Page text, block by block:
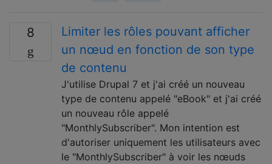
8
Limiter les rôles pouvant afficher
un nœud en fonction de son type
de contenu
J'utilise Drupal 7 et j'ai créé un nouveau
type de contenu appelé "eBook" et j'ai créé
un nouveau rôle appelé
"MonthlySubscriber". Mon intention est
d'autoriser uniquement les utilisateurs avec
le "MonthlySubscriber" à voir les nœuds